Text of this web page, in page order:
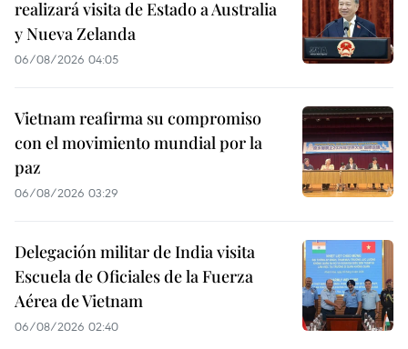
realizará visita de Estado a Australia
y Nueva Zelanda
06/08/2026 04:05
Vietnam reafirma su compromiso
con el movimiento mundial por la
paz
06/08/2026 03:29
Delegación militar de India visita
Escuela de Oficiales de la Fuerza
Aérea de Vietnam
06/08/2026 02:40